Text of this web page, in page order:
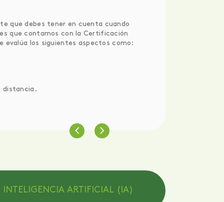
que debes tener en cuenta cuando
que contamos con la Certificación
evalúa los siguientes aspectos como:
distancia.
INTELIGENCIA ARTIFICIAL (IA)